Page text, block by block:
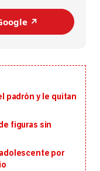
↗️
padrón y le quitan
figuras sin
por